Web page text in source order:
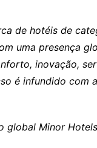
de hotéis de
uma presença
inovação,
é infundido com
Minor